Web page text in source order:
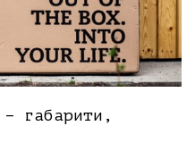
габарити,